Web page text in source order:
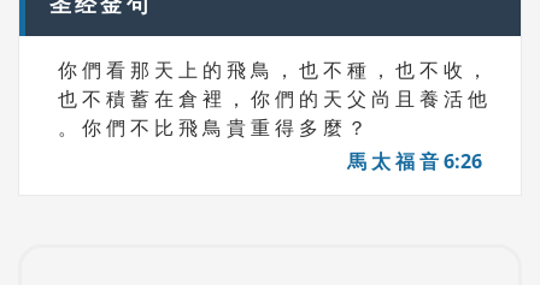
你 們 看 那 天 上 的 飛 鳥 ， 也 不 種 ， 也 不 收 ，
也 不 積 蓄 在 倉 裡 ， 你 們 的 天 父 尚 且 養 活 他
。 你 們 不 比 飛 鳥 貴 重 得 多 麼 ？
馬 太 福 音 6:26